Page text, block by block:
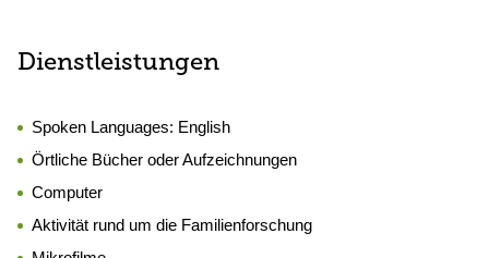
Dienstleistungen
Spoken Languages: English
Örtliche Bücher oder Aufzeichnungen
Computer
Aktivität rund um die Familienforschung